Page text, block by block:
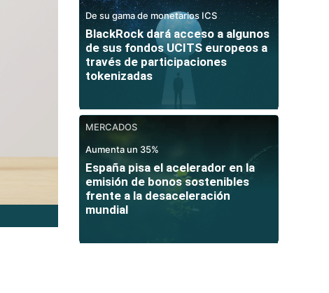
De su gama de monetarios ICS
BlackRock dará acceso a algunos
de sus fondos UCITS europeos a
través de participaciones
tokenizadas
MERCADOS
Aumenta un 35%
España pisa el acelerador en la
emisión de bonos sostenibles
frente a la desaceleración
mundial